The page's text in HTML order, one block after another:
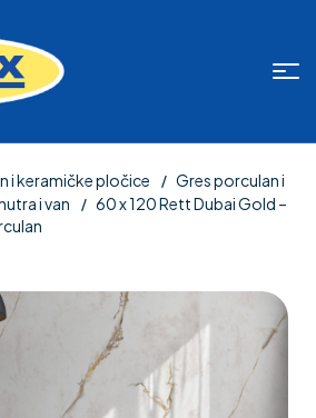
i keramičke pločice
Gres porculan i
i van
60 x 120 Rett Dubai Gold –